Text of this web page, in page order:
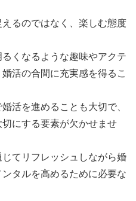
るのではなく、楽しむ態度
くなるような趣味やアクテ
活の合間に充実感を得るこ
活を進めることも大切で、
にする要素が欠かせませ
てリフレッシュしながら婚
タルを高めるために必要な